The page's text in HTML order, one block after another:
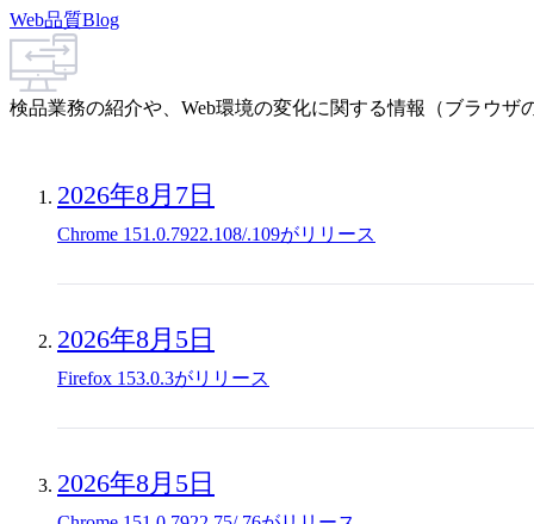
Web品質Blog
検品業務の紹介や、Web環境の変化に関する情報（ブラウ
2026年8月7日
Chrome 151.0.7922.108/.109がリリース
2026年8月5日
Firefox 153.0.3がリリース
2026年8月5日